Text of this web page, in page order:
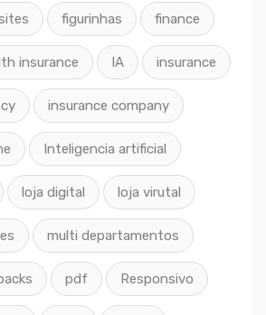
figurinhas finance
insurance IA insurance
insurance company
Inteligencia artificial
loja digital loja virutal
multi departamentos
pdf Responsivo